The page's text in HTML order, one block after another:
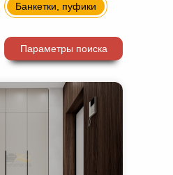
Банкетки, пуфики
Параметры поиска